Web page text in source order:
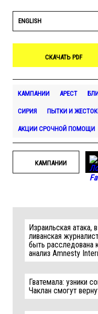
ENGLISH
СКАЧАТЬ PDF
КАМПАНИИ АРЕСТ
СИРИЯ ПЫТКИ И
АКЦИИ СРОЧНОЙ ПОМОЩИ
КАМПАНИИ
Израильская атака,
ливанская
быть расследована
анализ Amnesty
Гватемала: узники
Чаклан смогут